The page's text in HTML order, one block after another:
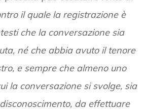
il quale la registrazione è
che la conversazione sia
né che abbia avuto il tenore
e sempre che almeno uno
la conversazione si svolge, sia
da effettuare